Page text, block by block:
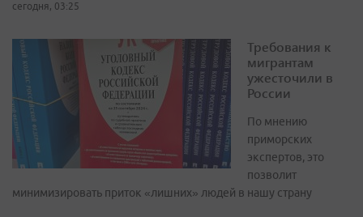
сегодня, 03:25
Требования к
мигрантам
ужесточили в
России
По мнению
приморских
экспертов, это
позволит
минимизировать приток «лишних» людей в нашу страну